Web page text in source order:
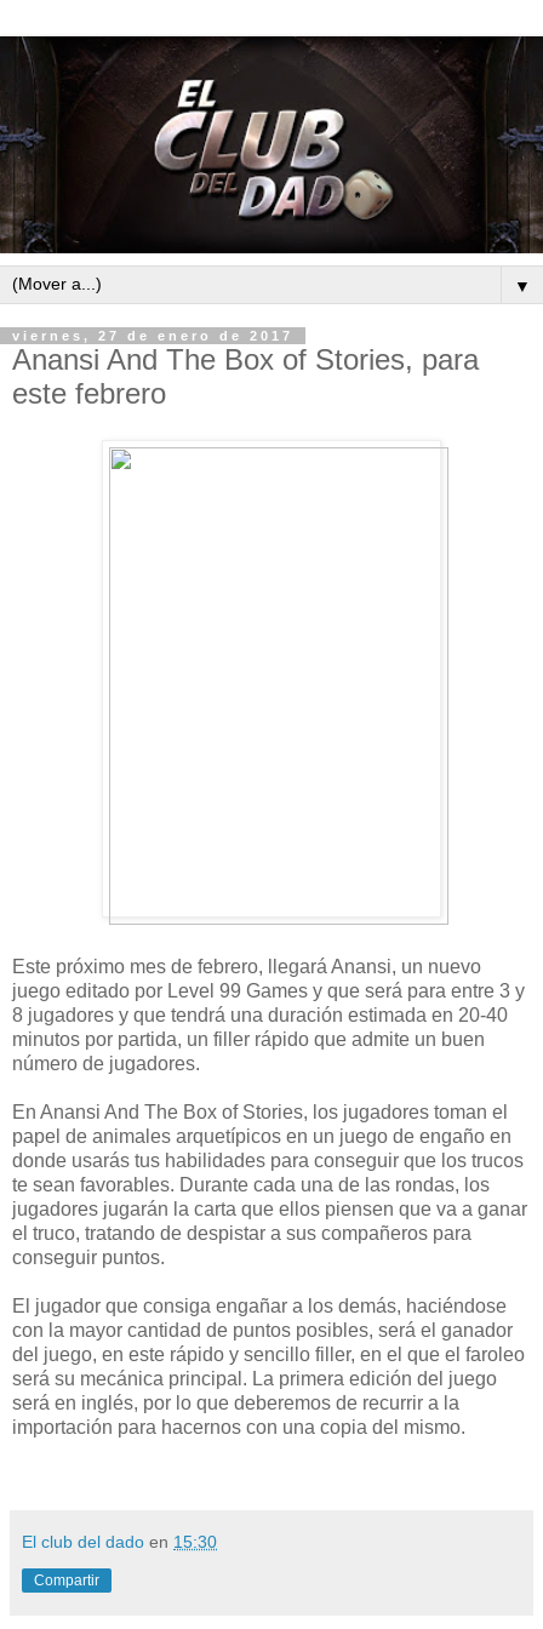
▼
viernes, 27 de enero de 2017
Anansi And The Box of Stories, para
este febrero
Este próximo mes de febrero, llegará Anansi, un nuevo
juego editado por Level 99 Games y que será para entre 3 y
8 jugadores y que tendrá una duración estimada en 20-40
minutos por partida, un filler rápido que admite un buen
número de jugadores.
En Anansi And The Box of Stories, los jugadores toman el
papel de animales arquetípicos en un juego de engaño en
donde usarás tus habilidades para conseguir que los trucos
te sean favorables. Durante cada una de las rondas, los
jugadores jugarán la carta que ellos piensen que va a ganar
el truco, tratando de despistar a sus compañeros para
conseguir puntos.
El jugador que consiga engañar a los demás, haciéndose
con la mayor cantidad de puntos posibles, será el ganador
del juego, en este rápido y sencillo filler, en el que el faroleo
será su mecánica principal. La primera edición del juego
será en inglés, por lo que deberemos de recurrir a la
importación para hacernos con una copia del mismo.
El club del dado en 15:30
Compartir